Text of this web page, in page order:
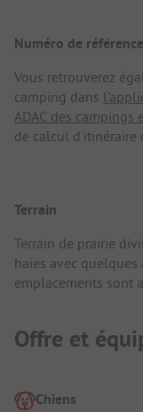
Numéro de
Vous retrouverez
camping dans
ADAC des campings
de calcul d'itinéraire
Terrain
Terrain de prairie
haies avec quelques
emplacements sont
Offre et
Chiens